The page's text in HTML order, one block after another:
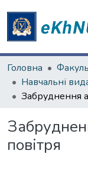
Головна
повітря